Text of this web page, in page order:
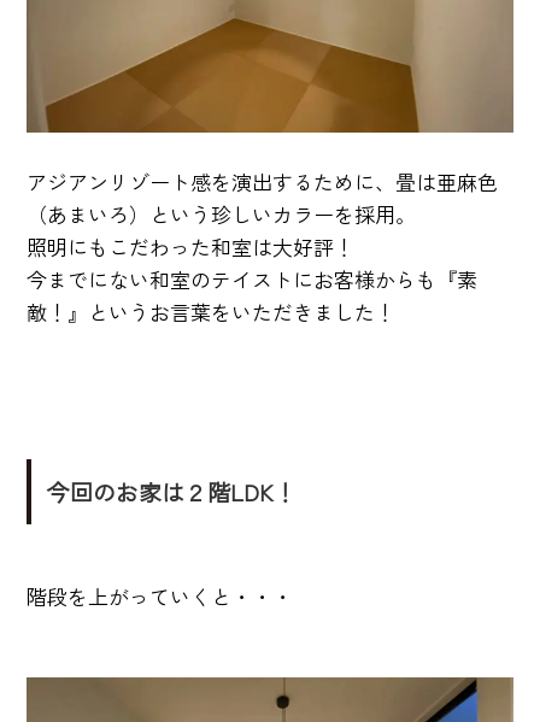
アジアンリゾート感を演出するために、畳は亜麻色
（あまいろ）という珍しいカラーを採用。
照明にもこだわった和室は大好評！
今までにない和室のテイストにお客様からも『素
敵！』というお言葉をいただきました！
今回のお家は２階LDK！
階段を上がっていくと・・・